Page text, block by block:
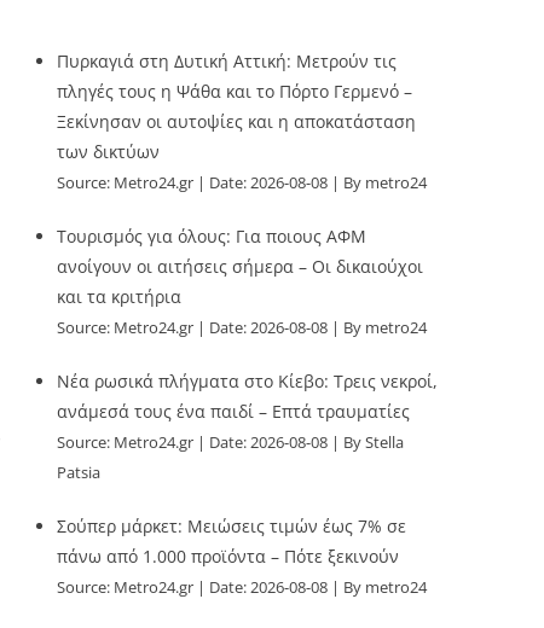
Πυρκαγιά στη Δυτική Αττική: Μετρούν τις
πληγές τους η Ψάθα και το Πόρτο Γερμενό –
Ξεκίνησαν οι αυτοψίες και η αποκατάσταση
των δικτύων
Source: Metro24.gr Date: 2026-08-08 By metro24
Τουρισμός για όλους: Για ποιους ΑΦΜ
ανοίγουν οι αιτήσεις σήμερα – Οι δικαιούχοι
και τα κριτήρια
Source: Metro24.gr Date: 2026-08-08 By metro24
Νέα ρωσικά πλήγματα στο Κίεβο: Τρεις νεκροί,
ανάμεσά τους ένα παιδί – Επτά τραυματίες
Source: Metro24.gr Date: 2026-08-08
By Stella
Patsia
Σούπερ μάρκετ: Μειώσεις τιμών έως 7% σε
πάνω από 1.000 προϊόντα – Πότε ξεκινούν
Source: Metro24.gr Date: 2026-08-08 By metro24